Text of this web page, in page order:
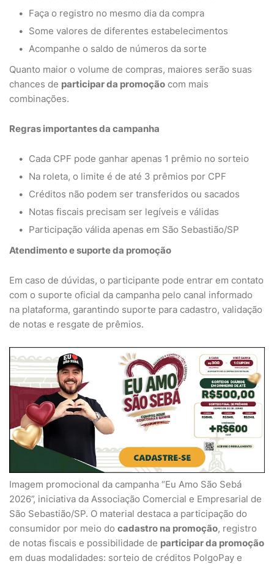
Faça o registro no mesmo dia da compra
Some valores de diferentes estabelecimentos
Acompanhe o saldo de números da sorte
Quanto maior o volume de compras, maiores serão suas
chances de participar da promoção com mais
combinações.
Regras importantes da campanha
Cada CPF pode ganhar apenas 1 prêmio no sorteio
Na roleta, o limite é de até 3 prêmios por CPF
Créditos não podem ser transferidos ou sacados
Notas fiscais precisam ser legíveis e válidas
Participação válida apenas em São Sebastião/SP
Atendimento e suporte da promoção
Em caso de dúvidas, o participante pode entrar em contato
com o suporte oficial da campanha pelo canal informado
na plataforma, garantindo suporte para cadastro, validação
de notas e resgate de prêmios.
Imagem promocional da campanha “Eu Amo São Sebá
2026”, iniciativa da Associação Comercial e Empresarial de
São Sebastião/SP. O material destaca a participação do
consumidor por meio do cadastro na promoção, registro
de notas fiscais e possibilidade de participar da promoção
em duas modalidades: sorteio de créditos PolgoPay e